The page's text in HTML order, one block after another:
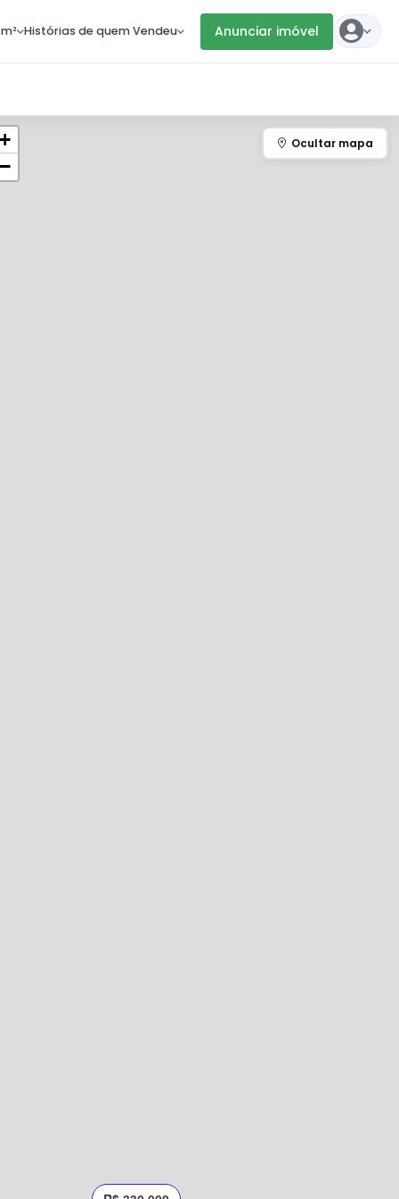
Histórias de quem Vendeu Anunciar imóvel
+
−